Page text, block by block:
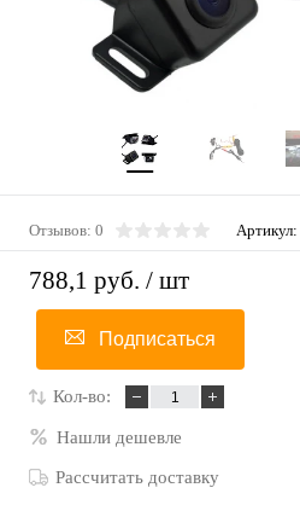
Отзывов: 0 Артикул:
788,1 руб. / шт
Подписаться
Кол-во:
Нашли дешевле
Рассчитать доставку